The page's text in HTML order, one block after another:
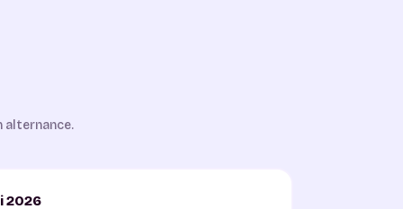
alternance.
2026